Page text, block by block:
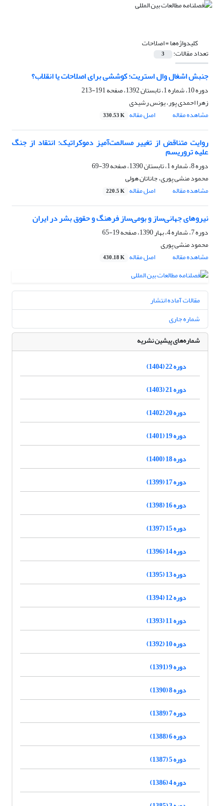
کلیدواژه‌ها =اصلاحات
تعداد مقالات: 3
جنبش اشغال وال استریت؛ کوششی برای اصلاحات یا انقلاب؟
دوره 10، شماره 1، تابستان 1392، صفحه
191-213
زهرا احمدی پور، یونس رشیدی
مشاهده مقاله
اصل مقاله 330.53 K
روایت متناقض از تغییر مسالمت‌آمیز دموکراتیک: انتقاد از جنگ
علیه تروریسم
دوره 8، شماره 1، تابستان 1390، صفحه
39-69
محمود منشی پوری، جاناتان هولی
مشاهده مقاله
اصل مقاله 220.5 K
نیروهای جهانی‌ساز و بومی‌ساز فرهنگ و حقوق بشر در ایران
دوره 7، شماره 4، بهار 1390، صفحه
19-65
محمود منشی پوری
مشاهده مقاله
اصل مقاله 430.18 K
مقالات آماده انتشار
شماره جاری
شماره‌های پیشین نشریه
دوره 22 (1404)
دوره 21 (1403)
دوره 20 (1402)
دوره 19 (1401)
دوره 18 (1400)
دوره 17 (1399)
دوره 16 (1398)
دوره 15 (1397)
دوره 14 (1396)
دوره 13 (1395)
دوره 12 (1394)
دوره 11 (1393)
دوره 10 (1392)
دوره 9 (1391)
دوره 8 (1390)
دوره 7 (1389)
دوره 6 (1388)
دوره 5 (1387)
دوره 4 (1386)